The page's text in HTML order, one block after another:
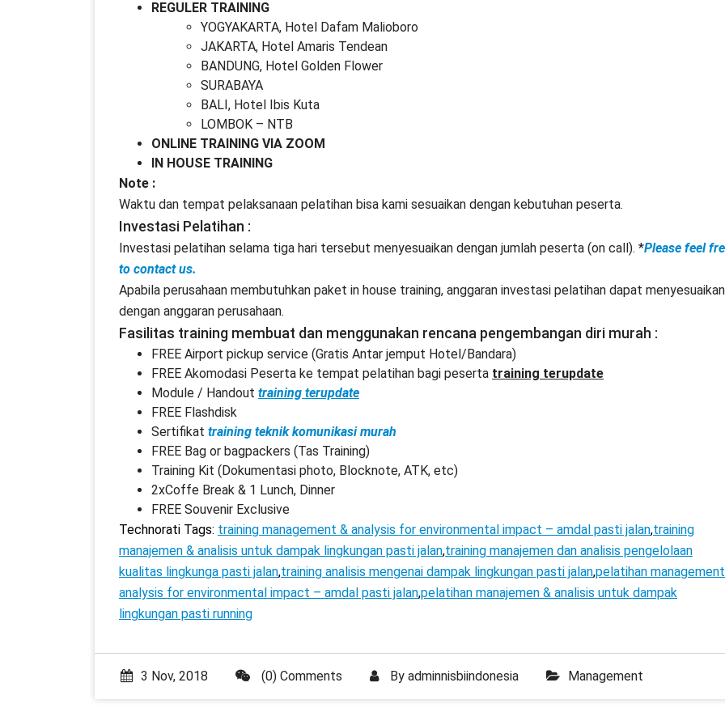
REGULER TRAINING
YOGYAKARTA, Hotel Dafam Malioboro
JAKARTA, Hotel Amaris Tendean
BANDUNG, Hotel Golden Flower
SURABAYA
BALI, Hotel Ibis Kuta
LOMBOK – NTB
ONLINE TRAINING VIA ZOOM
IN HOUSE TRAINING
Note :
Waktu dan tempat pelaksanaan pelatihan bisa kami sesuaikan dengan kebutuhan peserta.
Investasi Pelatihan :
Investasi pelatihan selama tiga hari tersebut menyesuaikan dengan jumlah peserta (on call). *Please feel
to contact us.
Apabila perusahaan membutuhkan paket in house training, anggaran investasi pelatihan dapat menyesuaikan
dengan anggaran perusahaan.
Fasilitas training membuat dan menggunakan rencana pengembangan diri murah :
FREE Airport pickup service (Gratis Antar jemput Hotel/Bandara)
FREE Akomodasi Peserta ke tempat pelatihan bagi peserta training terupdate
Module / Handout training terupdate
FREE Flashdisk
Sertifikat training teknik komunikasi murah
FREE Bag or bagpackers (Tas Training)
Training Kit (Dokumentasi photo, Blocknote, ATK, etc)
2xCoffe Break & 1 Lunch, Dinner
FREE Souvenir Exclusive
Technorati Tags: training management & analysis for environmental impact – amdal pasti jalan,training
manajemen & analisis untuk dampak lingkungan pasti jalan,training manajemen dan analisis pengelolaan
kualitas lingkunga pasti jalan,training analisis mengenai dampak lingkungan pasti jalan,pelatihan
analysis for environmental impact – amdal pasti jalan,pelatihan manajemen & analisis untuk dampak
lingkungan pasti running
3 Nov, 2018 (0) Comments By adminnisbiindonesia Management